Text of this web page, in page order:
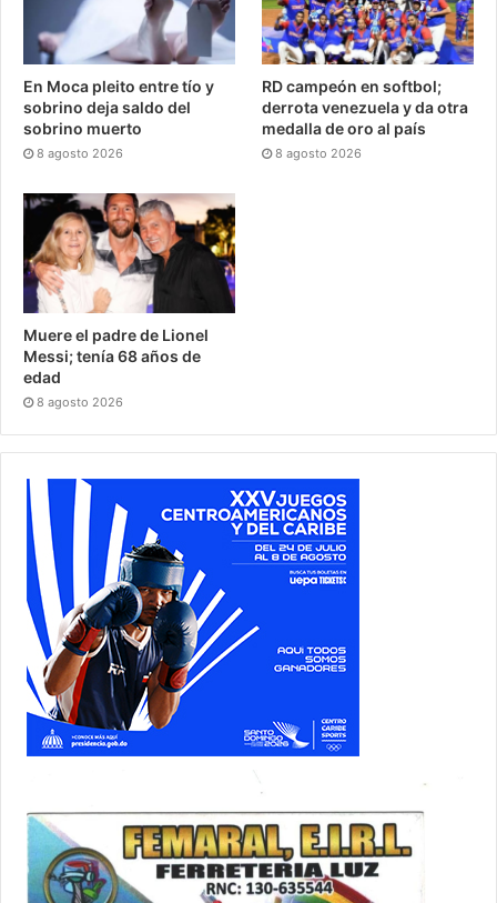
En Moca pleito entre tío y
sobrino deja saldo del
sobrino muerto
8 agosto 2026
RD campeón en softbol;
derrota venezuela y da otra
medalla de oro al país
8 agosto 2026
Muere el padre de Lionel
Messi; tenía 68 años de
edad
8 agosto 2026